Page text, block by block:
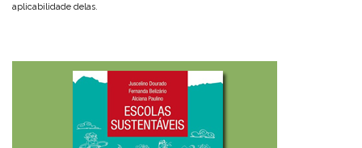
aplicabilidade delas.